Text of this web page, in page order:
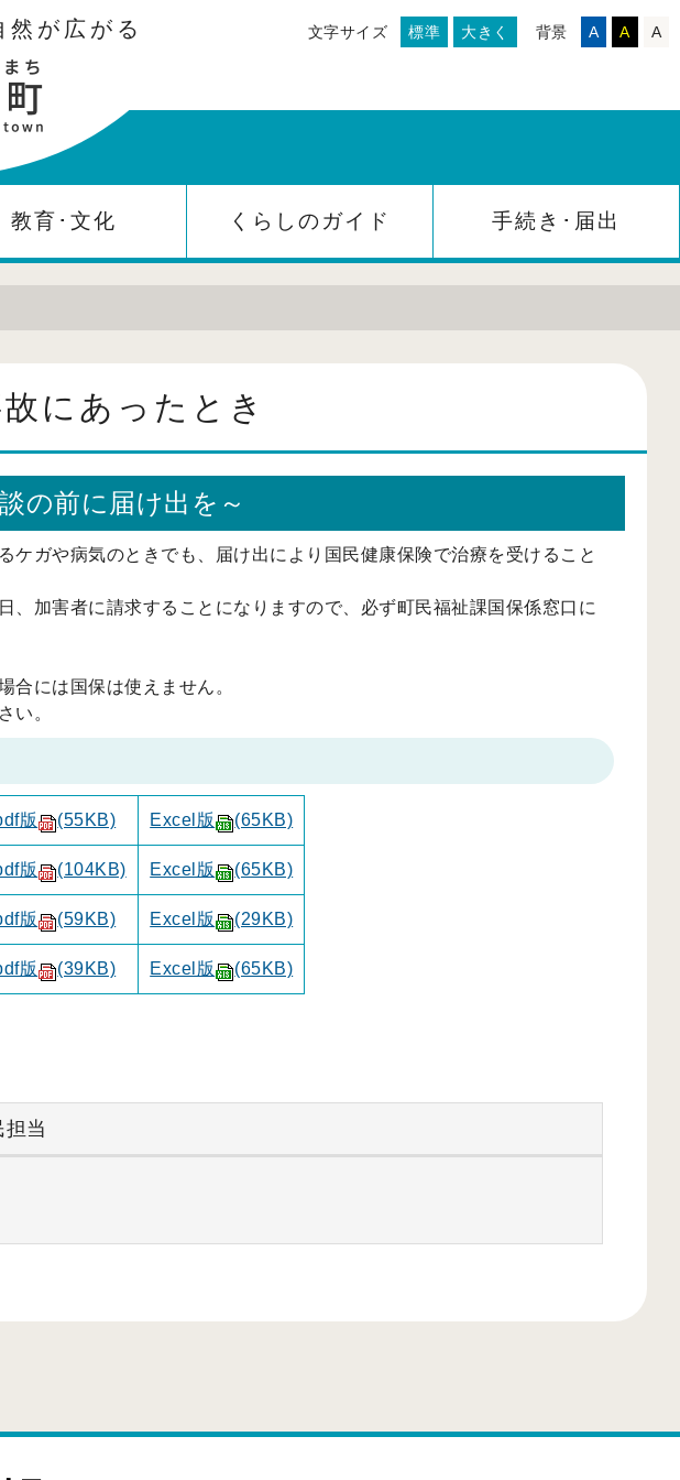
背景 A A A
文字サイズ 標準 大きく
が広がる
教育･文化 くらしのガイド 手続き･届出
にあったとき
の前に届け出を～
ケガや病気のときでも、届け出により国民健康保険で治療を受けること
、加害者に請求することになりますので、必ず町民福祉課国保係窓口に
合には国保は使えません。
い。
版 (55KB) Excel版 (65KB)
版 (104KB) Excel版 (65KB)
版 (59KB) Excel版 (29KB)
版 (39KB) Excel版 (65KB)
当